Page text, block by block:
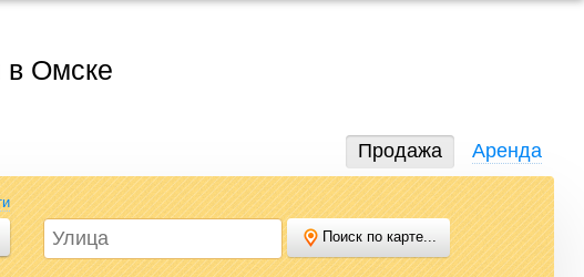
в Омске
Продать или купить квартиру, найти землю под строительство,
в поисках нужного варианта.
Продажа Аренда
Поиск по карте...